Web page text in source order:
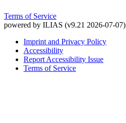
Terms of Service
powered by ILIAS (v9.21 2026-07-07)
Imprint and Privacy Policy
Accessibility
Report Accessibility Issue
Terms of Service